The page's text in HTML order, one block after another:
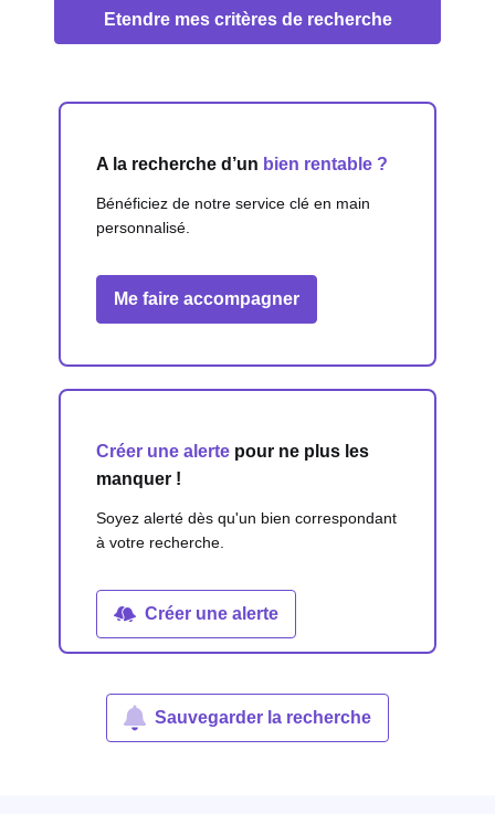
Etendre mes critères de recherche
A la recherche d’un bien rentable ?
Bénéficiez de notre service clé en main
personnalisé.
Me faire accompagner
Créer une alerte pour ne plus les
manquer !
Soyez alerté dès qu'un bien correspondant
à votre recherche.
Créer une alerte
Sauvegarder la recherche